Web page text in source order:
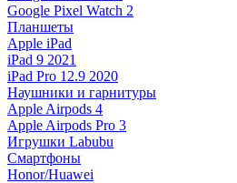
Google Pixel Watch 2
Планшеты
Apple iPad
iPad 9 2021
iPad Pro 12.9 2020
Наушники и гарнитуры
Apple Airpods 4
Apple Airpods Pro 3
Игрушки Labubu
Смартфоны
Honor/Huawei